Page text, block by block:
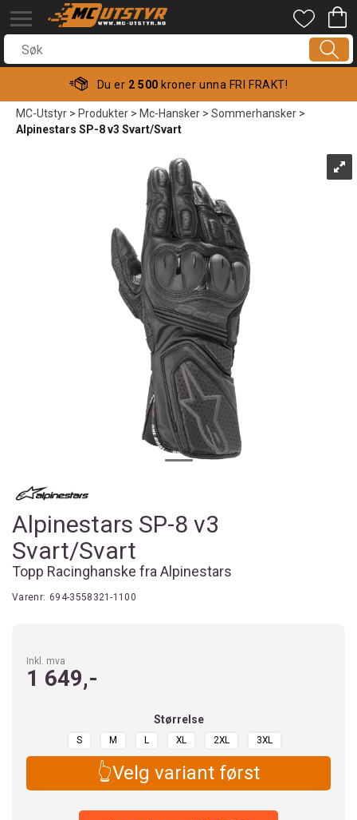
Du er 2 500 kroner unna FRI FRAKT!
MC-Utstyr>Produkter>Mc-Hansker>Sommerhansker>
Alpinestars SP-8 v3 Svart/Svart
Alpinestars SP-8 v3
Svart/Svart
Topp Racinghanske fra Alpinestars
Varenr: 694-3558321-1100
Inkl. mva
1 649,-
Størrelse
S M L XL 2XL 3XL
👆Velg variant først